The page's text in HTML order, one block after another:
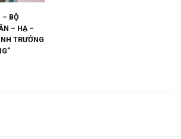
– BỘ
– HẠ –
TRƯỞNG